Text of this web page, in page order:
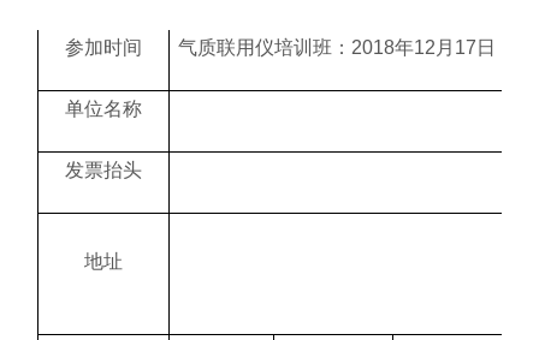
参加时间 气质联用仪培训班：2018年12月17日
单位名称
发票抬头
地址